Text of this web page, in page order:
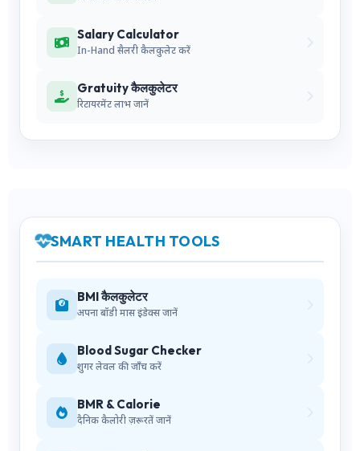
Salary Calculator
In-Hand सैलरी कैलकुलेट करें
Gratuity कैलकुलेटर
रिटायरमेंट लाभ जानें
SMART HEALTH TOOLS
BMI कैलकुलेटर
अपना बॉडी मास इंडेक्स जानें
Blood Sugar Checker
शुगर लेवल की जाँच करें
BMR & Calorie
दैनिक कैलोरी ज़रूरतें जानें